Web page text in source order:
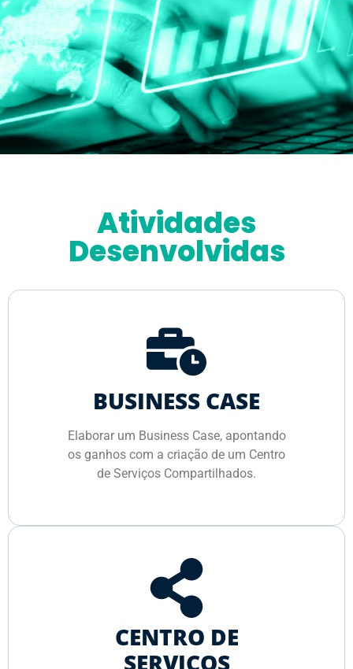
Atividades
Desenvolvidas
BUSINESS CASE
Elaborar um Business Case, apontando
os ganhos com a criação de um Centro
de Serviços Compartilhados.
CENTRO DE
SERVIÇOS